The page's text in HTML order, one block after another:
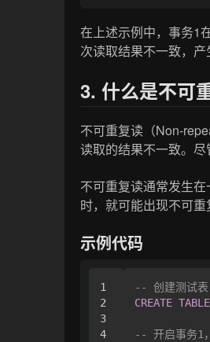
在上述示例中，事务1
次读取结果不一致，产
3. 什么是不可
不可重复读（Non-
读取的结果不一致。尽
不可重复读通常发生
时，就可能出现不可重
示例代码
1
2
3
4
-- 创建测试表
CREATE TABLE
-- 开启事务1